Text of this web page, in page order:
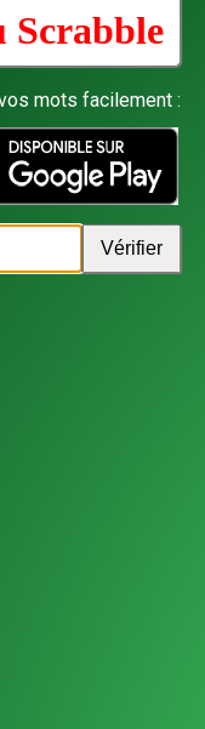
Scrabble
mots facilement :